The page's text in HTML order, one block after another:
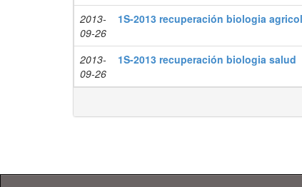
2013-
09-26
1S-2013 recuperación biologia
2013-
09-26
1S-2013 recuperación biologia salud